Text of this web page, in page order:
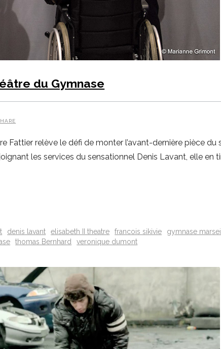
du Gymnase
relève le défi de monter l’avant-dernière pièce
les services du sensationnel Denis Lavant, elle
denis lavant elisabeth II theatre francois sikivie gymnase
thomas Bernhard veronique dumont